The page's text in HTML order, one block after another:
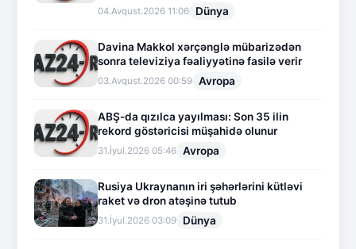
04.Avqust.2026 11:06 Dünya
Davina Makkol xərçənglə mübarizədən
sonra televiziya fəaliyyətinə fasilə verir
03.Avqust.2026 00:59 Avropa
ABŞ-da qızılca yayılması: Son 35 ilin
rekord göstəricisi müşahidə olunur
31.İyul.2026 05:46 Avropa
Rusiya Ukraynanın iri şəhərlərini kütləvi
raket və dron atəşinə tutub
31.İyul.2026 03:09 Dünya